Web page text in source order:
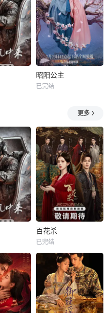
昭阳公主
已完结
更多
百花杀
已完结